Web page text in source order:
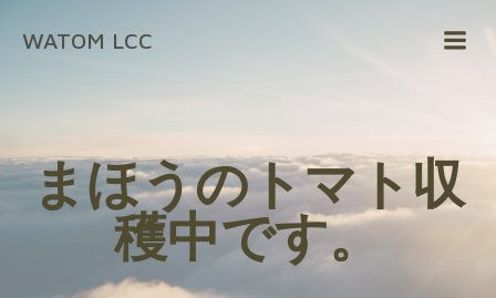
ス
キ
ッ
プ
WATOM LCC
まほうのトマト収
穫中です。